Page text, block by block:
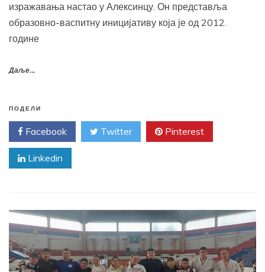
изражавања настао у Алексинцу. Он представља
образовно-васпитну иницијативу која је од 2012.
године
Даље...
ПОДЕЛИ
Facebook Twitter Pinterest
Linkedin